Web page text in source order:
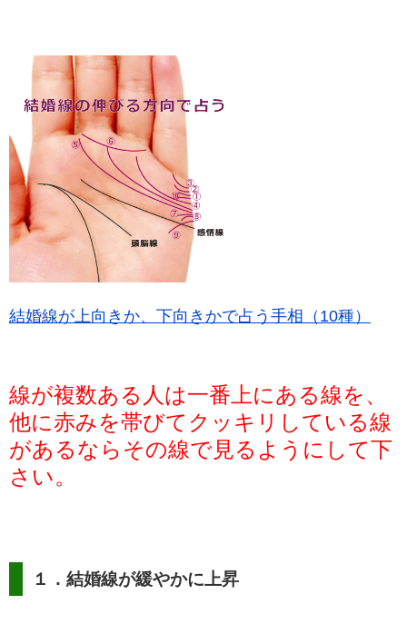
結婚線が上向きか、下向きかで占う手相（10種）
線が複数ある人は一番上にある線を、
他に赤みを帯びてクッキリしている線
があるならその線で見るようにして下
さい。
１．結婚線が緩やかに上昇